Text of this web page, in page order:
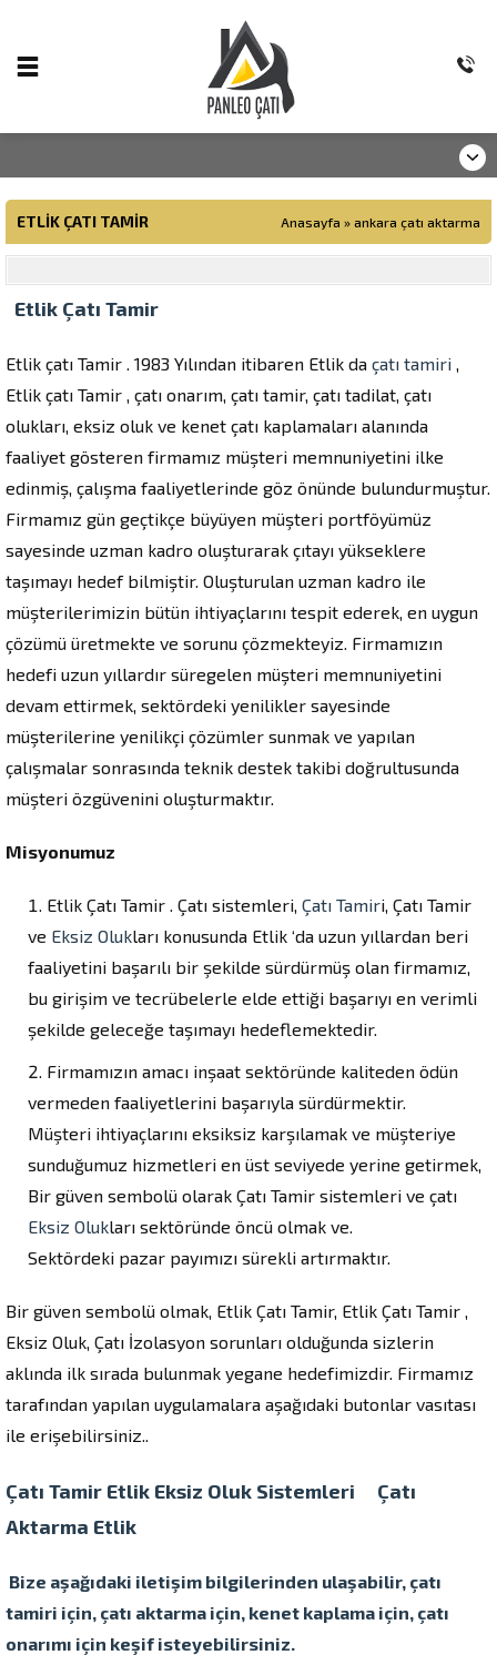
ETLIK ÇATI TAMIR Anasayfa » ankara çatı aktarma
Etlik Çatı Tamir
Etlik çatı Tamir . 1983 Yılından itibaren Etlik da çatı tamiri ,
Etlik çatı Tamir , çatı onarım, çatı tamir, çatı tadilat, çatı
olukları, eksiz oluk ve kenet çatı kaplamaları alanında
faaliyet gösteren firmamız müşteri memnuniyetini ilke
edinmiş, çalışma faaliyetlerinde göz önünde bulundurmuştur.
Firmamız gün geçtikçe büyüyen müşteri portföyümüz
sayesinde uzman kadro oluşturarak çıtayı yükseklere
taşımayı hedef bilmiştir. Oluşturulan uzman kadro ile
müşterilerimizin bütün ihtiyaçlarını tespit ederek, en uygun
çözümü üretmekte ve sorunu çözmekteyiz. Firmamızın
hedefi uzun yıllardır süregelen müşteri memnuniyetini
devam ettirmek, sektördeki yenilikler sayesinde
müşterilerine yenilikçi çözümler sunmak ve yapılan
çalışmalar sonrasında teknik destek takibi doğrultusunda
müşteri özgüvenini oluşturmaktır.
Misyonumuz
Etlik Çatı Tamir . Çatı sistemleri, Çatı Tamiri, Çatı Tamir
ve Eksiz Olukları konusunda Etlik ‘da uzun yıllardan beri
faaliyetini başarılı bir şekilde sürdürmüş olan firmamız,
bu girişim ve tecrübelerle elde ettiği başarıyı en verimli
şekilde geleceğe taşımayı hedeflemektedir.
Firmamızın amacı inşaat sektöründe kaliteden ödün
vermeden faaliyetlerini başarıyla sürdürmektir.
Müşteri ihtiyaçlarını eksiksiz karşılamak ve müşteriye
sunduğumuz hizmetleri en üst seviyede yerine getirmek,
Bir güven sembolü olarak Çatı Tamir sistemleri ve çatı
Eksiz Olukları sektöründe öncü olmak ve.
Sektördeki pazar payımızı sürekli artırmaktır.
Bir güven sembolü olmak, Etlik Çatı Tamir, Etlik Çatı Tamir ,
Eksiz Oluk, Çatı İzolasyon sorunları olduğunda sizlerin
aklında ilk sırada bulunmak yegane hedefimizdir. Firmamız
tarafından yapılan uygulamalara aşağıdaki butonlar vasıtası
ile erişebilirsiniz..
Çatı Tamir Etlik Eksiz Oluk Sistemleri Çatı
Aktarma Etlik
Bize aşağıdaki iletişim bilgilerinden ulaşabilir, çatı
tamiri için, çatı aktarma için, kenet kaplama için, çatı
onarımı için keşif isteyebilirsiniz.